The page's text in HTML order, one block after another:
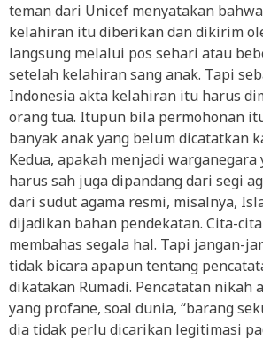
teman dari Unicef menyatakan
kelahiran itu diberikan dan dikirim
langsung melalui pos sehari atau
setelah kelahiran sang anak. Tapi
Indonesia akta kelahiran itu harus
orang tua. Itupun bila permohonan
banyak anak yang belum dicatatkan
Kedua, apakah menjadi warganegara
harus sah juga dipandang dari segi
dari sudut agama resmi, misalnya,
dijadikan bahan pendekatan. Cita-
membahas segala hal. Tapi jangan-
tidak bicara apapun tentang
dikatakan Rumadi. Pencatatan nikah
yang profane, soal dunia, “barang
dia tidak perlu dicarikan legitimasi